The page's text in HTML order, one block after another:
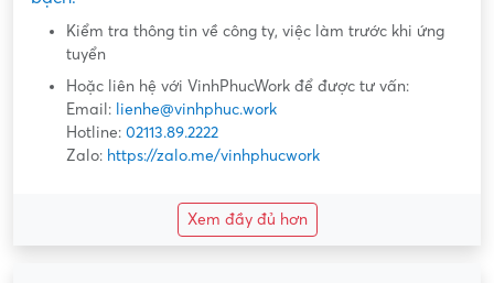
Kiểm tra thông tin về công ty, việc làm trước khi ứng
tuyển
Hoặc liên hệ với VinhPhucWork để được tư vấn:
Email: lienhe@vinhphuc.work
Hotline: 02113.89.2222
Zalo: https://zalo.me/vinhphucwork
Xem đầy đủ hơn